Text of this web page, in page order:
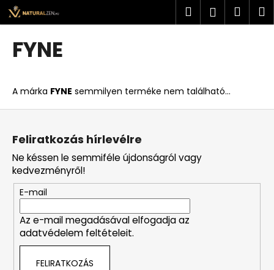
Ugrás
fő
tartalomhoz
Keresés
FYNE
A márka FYNE semmilyen terméke nem található...
K
o
i
t
k
e
r
e
s
?
L
Feliratkozás hírlevélre
Ne késsen le semmiféle újdonságról vagy
kedvezményről!
E-mail
Az e-mail megadásával elfogadja az
adatvédelem feltételeit.
FELIRATKOZÁS